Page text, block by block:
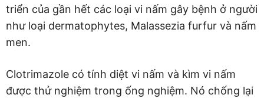
triển của gần hết các loại vi nấm gây bệnh ở người
như loại dermatophytes, Malassezia furfur và nấm
men.
Clotrimazole có tính diệt vi nấm và kìm vi nấm
được thử nghiệm trong ống nghiệm. Nó chống lại